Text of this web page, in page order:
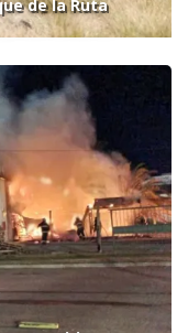
de la Ruta